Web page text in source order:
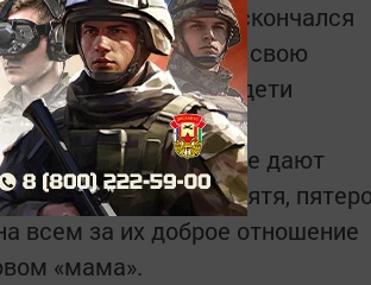
в их дверь: скончался
своими семьями, но свою
высокие посты дети
в санаторий.
апа. - Мои дети не дают
дочери и четыре зятя,
всем за их доброе отношение
«мама».